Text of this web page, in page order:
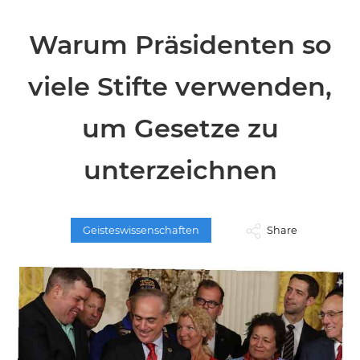
Warum Präsidenten so
viele Stifte verwenden,
um Gesetze zu
unterzeichnen
Geisteswissenschaften Share